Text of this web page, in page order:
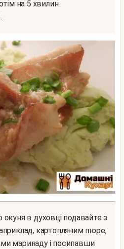
на 5 хвилин
картопляним пюре,
маринаду і посипавши